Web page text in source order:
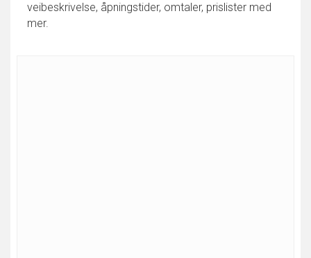
veibeskrivelse, åpningstider, omtaler, prislister med
mer.